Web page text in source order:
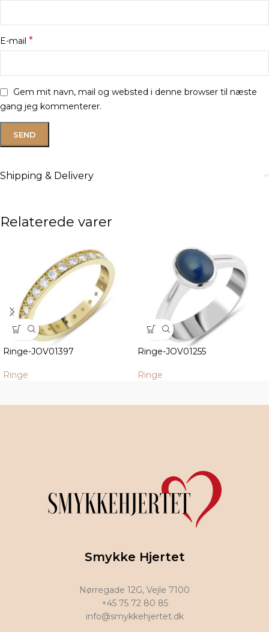
E-mail *
Gem mit navn, mail og websted i denne browser til næste
gang jeg kommenterer.
Shipping & Delivery
Relaterede varer
Ringe-JOV01397
Ringe
Ringe-JOV01255
Ringe
Smykke Hjertet
Nørregade 12G, Vejle 7100
+45 75 72 80 85
info@smykkehjertet.dk